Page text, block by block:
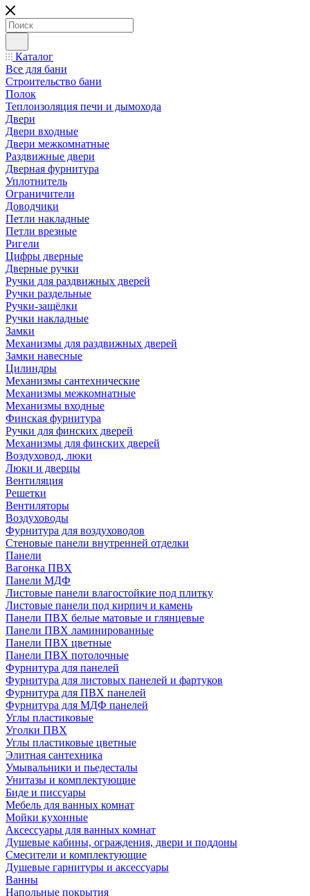
Каталог
Все для бани
Строительство бани
Полок
Теплоизоляция печи и дымохода
Двери
Двери входные
Двери межкомнатные
Раздвижные двери
Дверная фурнитура
Уплотнитель
Ограничители
Доводчики
Петли накладные
Петли врезные
Ригели
Цифры дверные
Дверные ручки
Ручки для раздвижных дверей
Ручки раздельные
Ручки-защёлки
Ручки накладные
Замки
Механизмы для раздвижных дверей
Замки навесные
Цилиндры
Механизмы сантехнические
Механизмы межкомнатные
Механизмы входные
Финская фурнитура
Ручки для финских дверей
Механизмы для финских дверей
Воздуховод, люки
Люки и дверцы
Вентиляция
Решетки
Вентиляторы
Воздуховоды
Фурнитура для воздуховодов
Стеновые панели внутренней отделки
Панели
Вагонка ПВХ
Панели МДФ
Листовые панели влагостойкие под плитку
Листовые панели под кирпич и камень
Панели ПВХ белые матовые и глянцевые
Панели ПВХ ламинированные
Панели ПВХ цветные
Панели ПВХ потолочные
Фурнитура для панелей
Фурнитура для листовых панелей и фартуков
Фурнитура для ПВХ панелей
Фурнитура для МДФ панелей
Углы пластиковые
Уголки ПВХ
Углы пластиковые цветные
Элитная сантехника
Умывальники и пьедесталы
Унитазы и комплектующие
Биде и писсуары
Мебель для ванных комнат
Мойки кухонные
Аксессуары для ванных комнат
Душевые кабины, ограждения, двери и поддоны
Смесители и комплектующие
Душевые гарнитуры и аксессуары
Ванны
Напольные покрытия